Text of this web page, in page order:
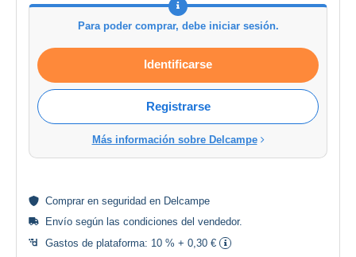
Para poder comprar, debe iniciar sesión.
Identificarse
Registrarse
Más información sobre Delcampe
Comprar en seguridad en Delcampe
Envío según las condiciones del vendedor.
Gastos de plataforma: 10 % + 0,30 €